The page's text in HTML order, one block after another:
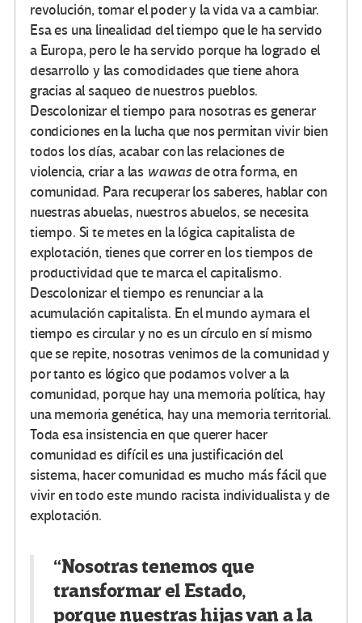
revolución, tomar el poder y la vida va a cambiar.
Esa es una linealidad del tiempo que le ha servido
a Europa, pero le ha servido porque ha logrado el
desarrollo y las comodidades que tiene ahora
gracias al saqueo de nuestros pueblos.
Descolonizar el tiempo para nosotras es generar
condiciones en la lucha que nos permitan vivir bien
todos los días, acabar con las relaciones de
violencia, criar a las wawasde otra forma, en
comunidad. Para recuperar los saberes, hablar con
nuestras abuelas, nuestros abuelos, se necesita
tiempo. Si te metes en la lógica capitalista de
explotación, tienes que correr en los tiempos de
productividad que te marca el capitalismo.
Descolonizar el tiempo es renunciar a la
acumulación capitalista. En el mundo aymara el
tiempo es circular y no es un círculo en sí mismo
que se repite, nosotras venimos de la comunidad y
por tanto es lógico que podamos volver a la
comunidad, porque hay una memoria política, hay
una memoria genética, hay una memoria territorial.
Toda esa insistencia en que querer hacer
comunidad es difícil es una justificación del
sistema, hacer comunidad es mucho más fácil que
vivir en todo este mundo racista individualista y de
explotación.
“Nosotras tenemos que
transformar el Estado,
porque nuestras hijas van a la